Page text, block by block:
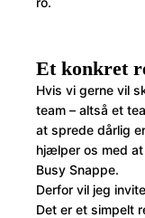
Et konkret
Hvis vi gerne vil
team – altså et
at sprede dårlig
hjælper os med
Busy Snappe.
Derfor vil jeg
Det er et simpelt